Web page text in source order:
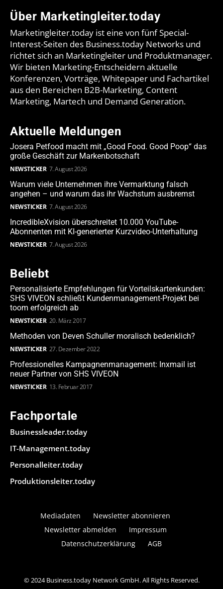
Über Marketingleiter.today
Marketingleiter.today ist eine von fünf Special-
Interest-Seiten des Business.today Networks und
richtet sich an Marketingleiter und Produktmanager.
Wir bieten Marketing-Entscheidern aktuelle
Konferenzen, Vorträge, Whitepaper und Fachartikel
aus den Bereichen B2B-Marketing, Content
Marketing, Martech und Demand Generation.
Aktuelle Meldungen
Josera Petfood macht mit „Good Food. Good Poop“ das
große Geschäft zur Markenbotschaft
NEWSTICKER 7. August 2026
Warum viele Unternehmen ihre Vermarktung falsch
angehen – und warum das ihr Wachstum ausbremst
NEWSTICKER 7. August 2026
IncredibleXvision überschreitet 10.000 YouTube-
Abonnenten mit KI-generierter Kurzvideo-Unterhaltung
NEWSTICKER 7. August 2026
Beliebt
Personalisierte Empfehlungen für Vorteilskartenkunden:
SHS VIVEON schließt Kundenmanagement-Projekt bei
toom erfolgreich ab
NEWSTICKER 20. März 2017
Methoden von Deven Schuller moralisch bedenklich?
NEWSTICKER 27. Dezember 2022
Professionelles Kampagnenmanagement: Inxmail ist
neuer Partner von SHS VIVEON
NEWSTICKER 13. Februar 2017
Fachportale
Businessleader.today
IT-Management.today
Personalleiter.today
Produktionsleiter.today
Mediadaten
Newsletter abonnieren
Newsletter abmelden
Impressum
Datenschutzerklärung
AGB
© 2024 Business.today Network GmbH. All Rights Reserved.